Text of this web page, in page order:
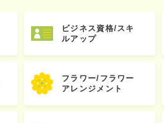
ビジネス資格/スキ
ルアップ
フラワー/フラワー
アレンジメント